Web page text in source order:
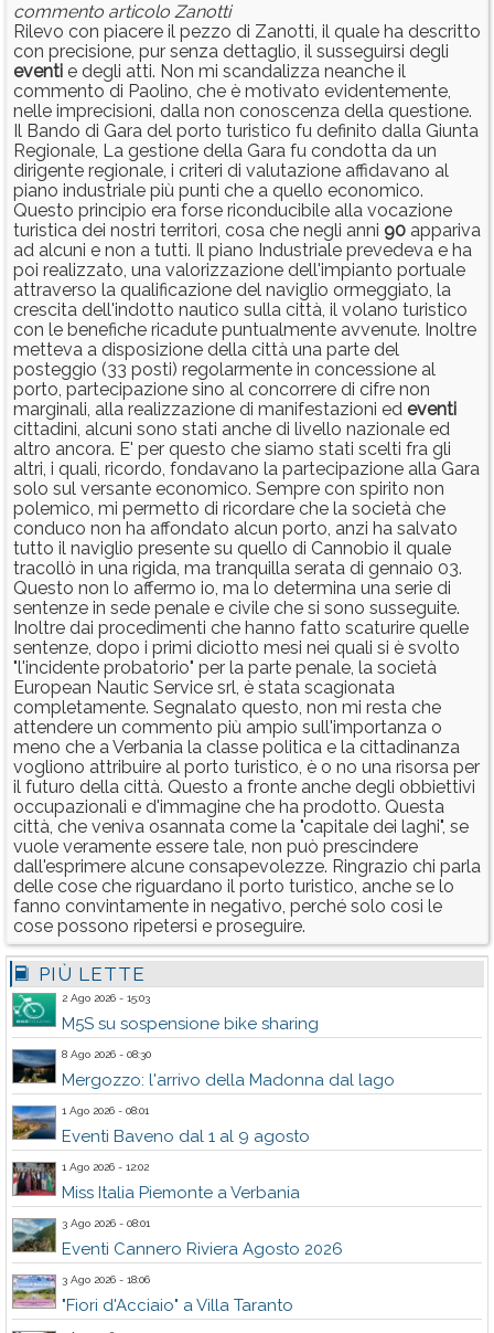
commento articolo Zanotti
Rilevo con piacere il pezzo di Zanotti, il quale ha descritto
con precisione, pur senza dettaglio, il susseguirsi degli
eventi e degli atti. Non mi scandalizza neanche il
commento di Paolino, che è motivato evidentemente,
nelle imprecisioni, dalla non conoscenza della questione.
Il Bando di Gara del porto turistico fu definito dalla Giunta
Regionale, La gestione della Gara fu condotta da un
dirigente regionale, i criteri di valutazione affidavano al
piano industriale più punti che a quello economico.
Questo principio era forse riconducibile alla vocazione
turistica dei nostri territori, cosa che negli anni 90 appariva
ad alcuni e non a tutti. Il piano Industriale prevedeva e ha
poi realizzato, una valorizzazione dell'impianto portuale
attraverso la qualificazione del naviglio ormeggiato, la
crescita dell'indotto nautico sulla città, il volano turistico
con le benefiche ricadute puntualmente avvenute. Inoltre
metteva a disposizione della città una parte del
posteggio (33 posti) regolarmente in concessione al
porto, partecipazione sino al concorrere di cifre non
marginali, alla realizzazione di manifestazioni ed eventi
cittadini, alcuni sono stati anche di livello nazionale ed
altro ancora. E' per questo che siamo stati scelti fra gli
altri, i quali, ricordo, fondavano la partecipazione alla Gara
solo sul versante economico. Sempre con spirito non
polemico, mi permetto di ricordare che la società che
conduco non ha affondato alcun porto, anzi ha salvato
tutto il naviglio presente su quello di Cannobio il quale
tracollò in una rigida, ma tranquilla serata di gennaio 03.
Questo non lo affermo io, ma lo determina una serie di
sentenze in sede penale e civile che si sono susseguite.
Inoltre dai procedimenti che hanno fatto scaturire quelle
sentenze, dopo i primi diciotto mesi nei quali si è svolto
"l'incidente probatorio" per la parte penale, la società
European Nautic Service srl, è stata scagionata
completamente. Segnalato questo, non mi resta che
attendere un commento più ampio sull'importanza o
meno che a Verbania la classe politica e la cittadinanza
vogliono attribuire al porto turistico, è o no una risorsa per
il futuro della città. Questo a fronte anche degli obbiettivi
occupazionali e d'immagine che ha prodotto. Questa
città, che veniva osannata come la "capitale dei laghi", se
vuole veramente essere tale, non può prescindere
dall'esprimere alcune consapevolezze. Ringrazio chi parla
delle cose che riguardano il porto turistico, anche se lo
fanno convintamente in negativo, perché solo cosi le
cose possono ripetersi e proseguire.
PIÙ LETTE
2 Ago 2026 - 15:03
M5S su sospensione bike sharing
8 Ago 2026 - 08:30
Mergozzo: l'arrivo della Madonna dal lago
1 Ago 2026 - 08:01
Eventi Baveno dal 1 al 9 agosto
1 Ago 2026 - 12:02
Miss Italia Piemonte a Verbania
3 Ago 2026 - 08:01
Eventi Cannero Riviera Agosto 2026
3 Ago 2026 - 18:06
"Fiori d'Acciaio" a Villa Taranto